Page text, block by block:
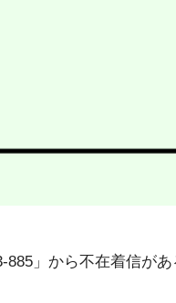
885」から不在着信が